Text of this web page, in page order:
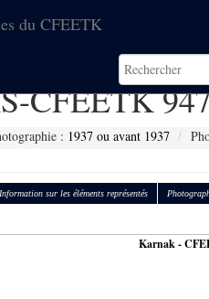
du CFEETK
CFEETK
: 1937 ou avant 1937
Information sur les éléments représentés